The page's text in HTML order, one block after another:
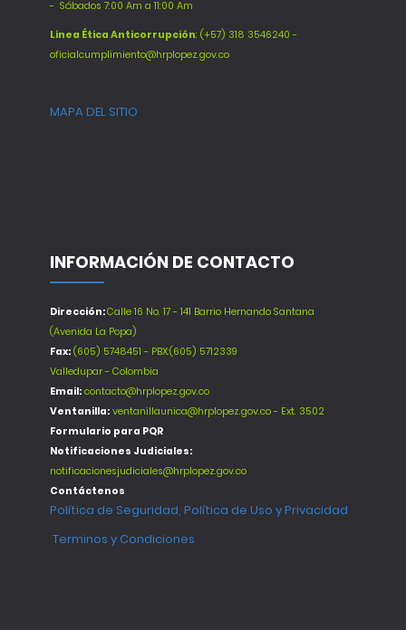
- Sábados 7:00 Am a 11:00 Am
Línea Ética Anticorrupción: (+57) 318 3546240 -
oficialcumplimiento@hrplopez.gov.co
MAPA DEL SITIO
INFORMACIÓN DE CONTACTO
Dirección:Calle 16 No. 17 - 141 Barrio Hernando Santana
(Avenida La Popa)
Fax: (605) 5748451 - PBX:(605) 5712339
Valledupar - Colombia
Email: contacto@hrplopez.gov.co
Ventanilla: ventanillaunica@hrplopez.gov.co - Ext. 3502
Formulario para PQR
Notificaciones Judiciales:
notificacionesjudiciales@hrplopez.gov.co
Contáctenos
Política de Seguridad, Política de Uso y Privacidad
Terminos y Condiciones